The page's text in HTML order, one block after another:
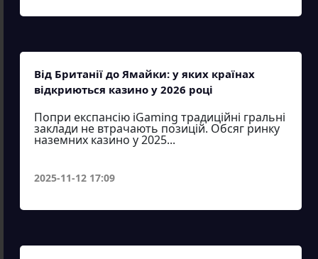
Від Британії до Ямайки: у яких країнах
відкриються казино у 2026 році
Попри експансію iGaming традиційні гральні
заклади не втрачають позицій. Обсяг ринку
наземних казино у 2025...
2025-11-12 17:09